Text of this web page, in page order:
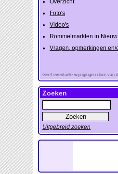
Overzicht
Foto's
Video's
Rommelmarkten in
Vragen, opmerkingen en/
Geef eventuele wijzigingen door van
Zoeken
Uitgebreid zoeken